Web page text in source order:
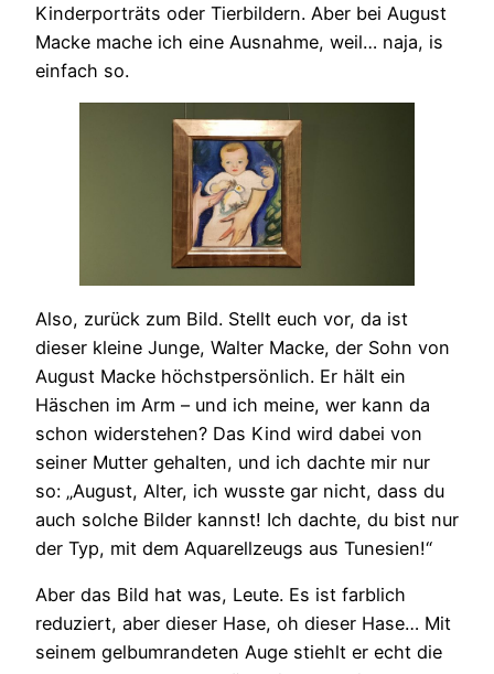
Kinderporträts oder Tierbildern. Aber bei August
Macke mache ich eine Ausnahme, weil… naja, is
einfach so.
Also, zurück zum Bild. Stellt euch vor, da ist
dieser kleine Junge, Walter Macke, der Sohn von
August Macke höchstpersönlich. Er hält ein
Häschen im Arm – und ich meine, wer kann da
schon widerstehen? Das Kind wird dabei von
seiner Mutter gehalten, und ich dachte mir nur
so: „August, Alter, ich wusste gar nicht, dass du
auch solche Bilder kannst! Ich dachte, du bist nur
der Typ, mit dem Aquarellzeugs aus Tunesien!“
Aber das Bild hat was, Leute. Es ist farblich
reduziert, aber dieser Hase, oh dieser Hase… Mit
seinem gelbumrandeten Auge stiehlt er echt die